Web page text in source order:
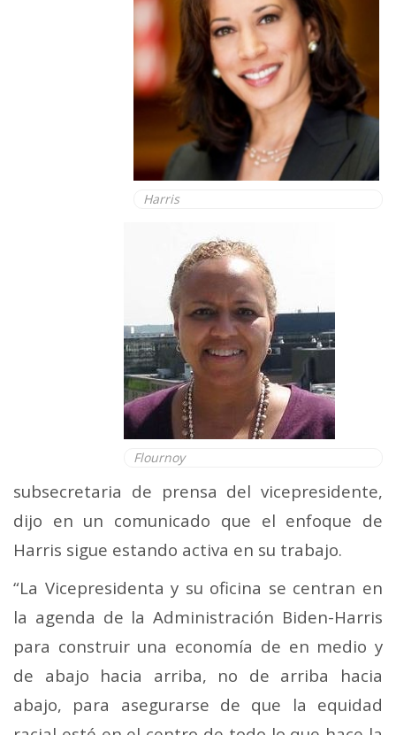
Harris
Flournoy
subsecretaria de prensa del vicepresidente,
dijo en un comunicado que el enfoque de
Harris sigue estando activa en su trabajo.
“La Vicepresidenta y su oficina se centran en
la agenda de la Administración Biden-Harris
para construir una economía de en medio y
de abajo hacia arriba, no de arriba hacia
abajo, para asegurarse de que la equidad